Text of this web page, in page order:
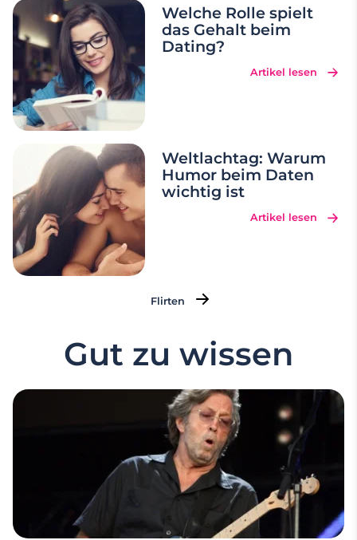
welche Berufe besonders attraktiv auf das andere
Geschlecht
…
Welche Rolle spielt
das Gehalt beim
Dating?
Artikel lesen
Weltlachtag: Warum
Humor beim Daten
wichtig ist
Artikel lesen
Flirten
Gut zu wissen